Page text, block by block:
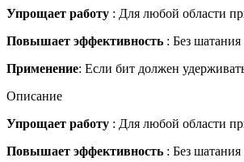
Упрощает работу : Для любой области
Повышает эффективность : Без
Применение: Если бит должен
Описание
Упрощает работу : Для любой области
Повышает эффективность : Без